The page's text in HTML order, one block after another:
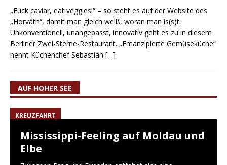
„Fuck caviar, eat veggies!“ – so steht es auf der Website des
„Horváth“, damit man gleich weiß, woran man is(s)t.
Unkonventionell, unangepasst, innovativ geht es zu in diesem
Berliner Zwei-Sterne-Restaurant. „Emanzipierte Gemüseküche“
nennt Küchenchef Sebastian […]
AUF HOHER SEE
KREUZFAHRT
Mississippi-Feeling auf Moldau und
Elbe